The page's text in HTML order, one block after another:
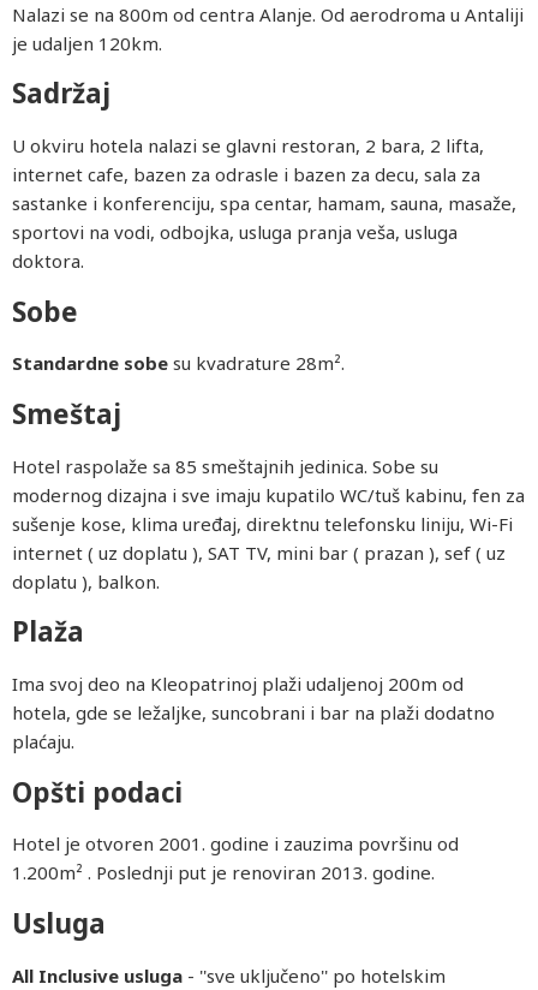
Nalazi se na 800m od centra Alanje. Od aerodroma u Antaliji
je udaljen 120km.
Sadržaj
U okviru hotela nalazi se glavni restoran, 2 bara, 2 lifta,
internet cafe, bazen za odrasle i bazen za decu, sala za
sastanke i konferenciju, spa centar, hamam, sauna, masaže,
sportovi na vodi, odbojka, usluga pranja veša, usluga
doktora.
Sobe
Standardne sobe su kvadrature 28m².
Smeštaj
Hotel raspolaže sa 85 smeštajnih jedinica. Sobe su
modernog dizajna i sve imaju kupatilo WC/tuš kabinu, fen za
sušenje kose, klima uređaj, direktnu telefonsku liniju, Wi-Fi
internet ( uz doplatu ), SAT TV, mini bar ( prazan ), sef ( uz
doplatu ), balkon.
Plaža
Ima svoj deo na Kleopatrinoj plaži udaljenoj 200m od
hotela, gde se ležaljke, suncobrani i bar na plaži dodatno
plaćaju.
Opšti podaci
Hotel je otvoren 2001. godine i zauzima površinu od
1.200m² . Poslednji put je renoviran 2013. godine.
Usluga
All Inclusive usluga - ''sve uključeno'' po hotelskim